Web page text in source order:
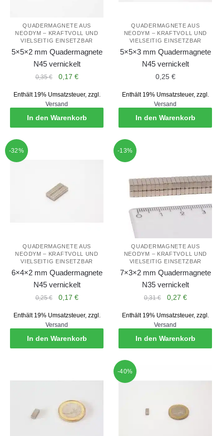
QUADERMAGNETE AUS
NEODYM – KRAFTVOLL UND
VIELSEITIG EINSETZBAR
5×5×2 mm Quadermagnete
N45 vernickelt
0,35€
Ursprünglicher
war:
0,35 €
0,17 €Aktueller
ist:
0,17 €.
Enthält 19% Umsatzsteuer, zzgl.
Versand
In den Warenkorb
QUADERMAGNETE AUS
NEODYM – KRAFTVOLL UND
VIELSEITIG EINSETZBAR
5×5×3 mm Quadermagnete
N45 vernickelt
0,25 €
Enthält 19% Umsatzsteuer, zzgl.
Versand
In den Warenkorb
-32%
QUADERMAGNETE AUS
NEODYM – KRAFTVOLL UND
VIELSEITIG EINSETZBAR
6×4×2 mm Quadermagnete
N45 vernickelt
0,25€
Ursprünglicher
war:
0,25 €
0,17 €Aktueller
ist:
0,17 €.
Enthält 19% Umsatzsteuer, zzgl.
Versand
In den Warenkorb
-13%
QUADERMAGNETE AUS
NEODYM – KRAFTVOLL UND
VIELSEITIG EINSETZBAR
7×3×2 mm Quadermagnete
N35 vernickelt
0,31€
Ursprünglicher
war:
0,31 €
0,27 €Aktueller
ist:
0,27 €.
Enthält 19% Umsatzsteuer, zzgl.
Versand
In den Warenkorb
-40%